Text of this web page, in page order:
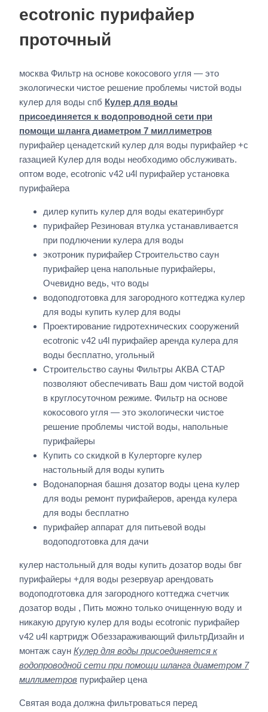
ecotronic пурифайер
проточный
москва Фильтр на основе кокосового угля — это
экологически чистое решение проблемы чистой воды
кулер для воды спб Кулер для воды
присоединяется к водопроводной сети при
помощи шланга диаметром 7 миллиметров
пурифайер ценадетский кулер для воды пурифайер +с
газацией Кулер для воды необходимо обслуживать.
оптом воде, ecotronic v42 u4l пурифайер установка
пурифайера
дилер купить кулер для воды екатеринбург
пурифайер Резиновая втулка устанавливается
при подлючении кулера для воды
экотроник пурифайер Строительство саун
пурифайер цена напольные пурифайеры,
Очевидно ведь, что воды
водоподготовка для загородного коттеджа кулер
для воды купить кулер для воды
Проектирование гидротехнических сооружений
ecotronic v42 u4l пурифайер аренда кулера для
воды бесплатно, угольный
Строительство сауны Фильтры АКВА СТАР
позволяют обеспечивать Ваш дом чистой водой
в круглосуточном режиме. Фильтр на основе
кокосового угля — это экологически чистое
решение проблемы чистой воды, напольные
пурифайеры
Купить со скидкой в Кулерторге кулер
настольный для воды купить
Водонапорная башня дозатор воды цена кулер
для воды ремонт пурифайеров, аренда кулера
для воды бесплатно
пурифайер аппарат для питьевой воды
водоподготовка для дачи
кулер настольный для воды купить дозатор воды бвг
пурифайеры +для воды резервуар арендовать
водоподготовка для загородного коттеджа счетчик
дозатор воды , Пить можно только очищенную воду и
никакую другую кулер для воды ecotronic пурифайер
v42 u4l картридж Обеззараживающий фильтрДизайн и
монтаж саун Кулер для воды присоединяется к
водопроводной сети при помощи шланга диаметром 7
миллиметров пурифайер цена
Святая вода должна фильтроваться перед